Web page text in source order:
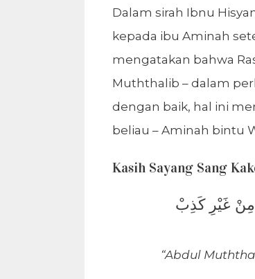
Dalam sirah Ibnu
kepada ibu Aminah
mengatakan bahwa
Muththalib – dalam
dengan baik, hal ini
beliau – Aminah bintu
Kasih Sayang Sang
“Abdul